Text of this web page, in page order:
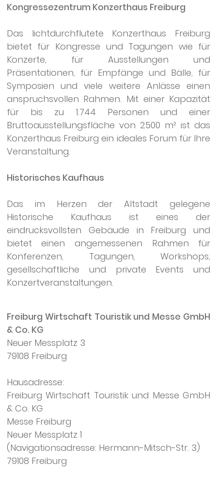
Kongressezentrum Konzerthaus Freiburg
Das lichtdurchflutete Konzerthaus Freiburg
bietet für Kongresse und Tagungen wie für
Konzerte, für Ausstellungen und
Präsentationen, für Empfänge und Bälle, für
Symposien und viele weitere Anlässe einen
anspruchsvollen Rahmen. Mit einer Kapazität
für bis zu 1.744 Personen und einer
Bruttoausstellungsfläche von 2500 m² ist das
Konzerthaus Freiburg ein ideales Forum für Ihre
Veranstaltung.
Historisches Kaufhaus
Das im Herzen der Altstadt gelegene
Historische Kaufhaus ist eines der
eindrucksvollsten Gebäude in Freiburg und
bietet einen angemessenen Rahmen für
Konferenzen, Tagungen, Workshops,
gesellschaftliche und private Events und
Konzertveranstaltungen.
Freiburg Wirtschaft Touristik und Messe GmbH
& Co. KG
Neuer Messplatz 3
79108 Freiburg
Hausadresse:
Freiburg Wirtschaft Touristik und Messe GmbH
& Co. KG
Messe Freiburg
Neuer Messplatz 1
(Navigationsadresse: Hermann-Mitsch-Str. 3)
79108 Freiburg